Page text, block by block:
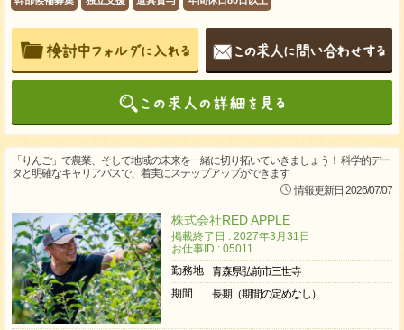
「りんご」で農業、そして地域の未来を一緒に切り拓いていきましょう！ 科学的デー
タと明確なキャリアパスで、着実にステップアップができます
情報更新日 2026/07/07
株式会社RED APPLE
掲載終了日 : 2027年3月31日
お仕事ID : 05011
勤務地
青森県弘前市三世寺
期間
長期（期間の定めなし）